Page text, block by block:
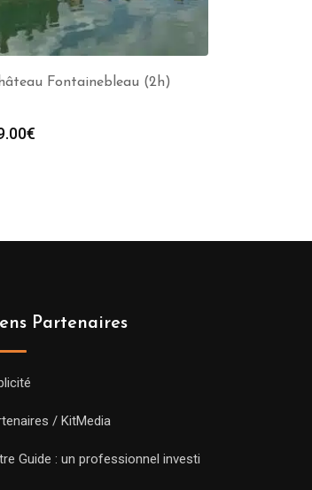
Fontainebleau (2h)
€
Partenaires
/ KitMedia
Guide : un professionnel investi